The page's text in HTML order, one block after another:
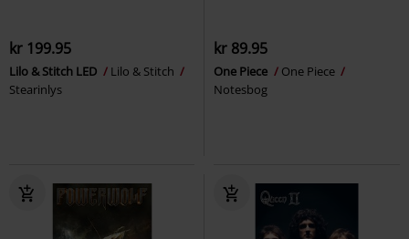
kr 199.95
Lilo & Stitch LED
Lilo & Stitch
Stearinlys
kr 89.95
One Piece
One Piece
Notesbog